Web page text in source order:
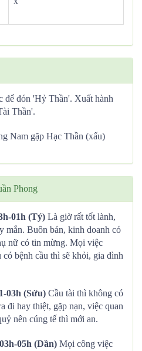
để đón 'Hỷ Thần'. Xuất hành
Thần'.
Nam gặp Hạc Thần (xấu)
Phong
01h (Tý) Là giờ rất tốt lành,
mắn. Buôn bán, kinh doanh có
nữ có tin mừng. Mọi việc
bệnh cầu thì sẽ khỏi, gia đình
03h (Sửu) Cầu tài thì không có
đi hay thiệt, gặp nạn, việc quan
nên cúng tế thì mới an.
05h (Dần) Mọi công việc